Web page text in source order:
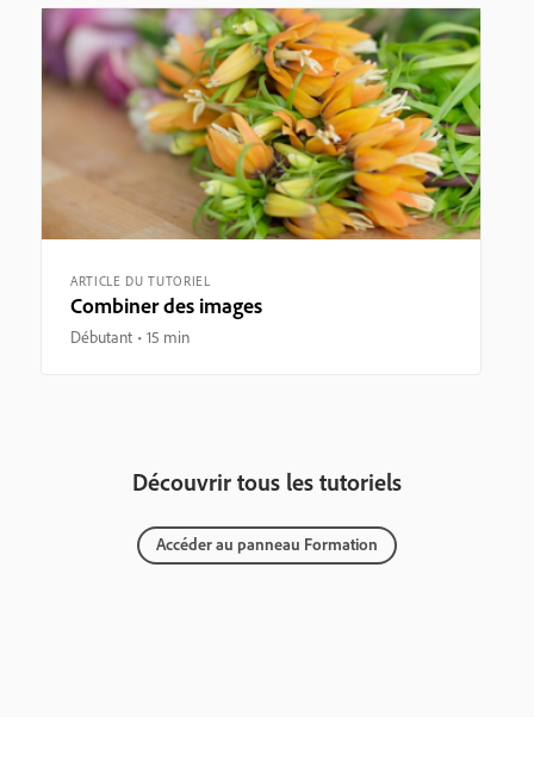
ARTICLE DU TUTORIEL
Combiner des images
Débutant 15 min
Découvrir tous les tutoriels
Accéder au panneau Formation